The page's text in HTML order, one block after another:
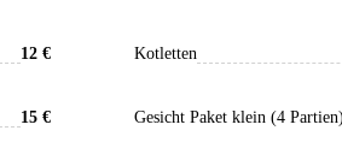
12 € Kotletten
15 € Gesicht Paket klein (4